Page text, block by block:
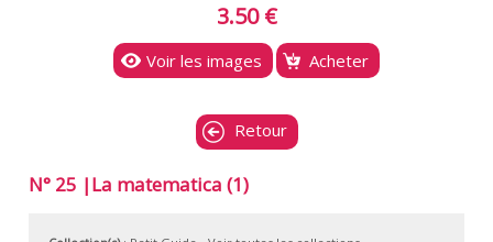
3.50 €
Voir les images Acheter
Retour
N° 25 |La matematica (1)